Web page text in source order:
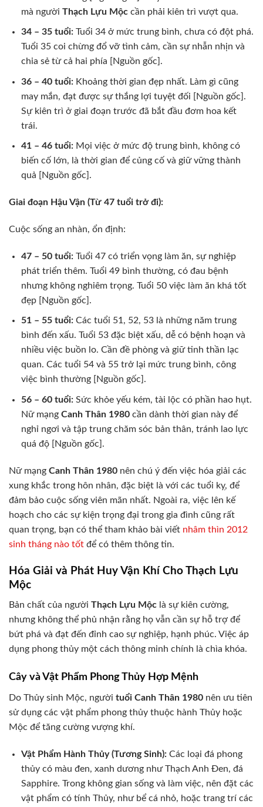
mà người Thạch Lựu Mộccần phải kiên trì vượt qua.
34 – 35 tuổi:Tuổi 34 ở mức trung bình, chưa có đột phá.
Tuổi 35 coi chừng đổ vỡ tình cảm, cần sự nhẫn nhịn và
chia sẻ từ cả hai phía [Nguồn gốc].
36 – 40 tuổi:Khoảng thời gian đẹp nhất. Làm gì cũng
may mắn, đạt được sự thắng lợi tuyệt đối [Nguồn gốc].
Sự kiên trì ở giai đoạn trước đã bắt đầu đơm hoa kết
trái.
41 – 46 tuổi:Mọi việc ở mức độ trung bình, không có
biến cố lớn, là thời gian để củng cố và giữ vững thành
quả [Nguồn gốc].
Giai đoạn Hậu Vận (Từ 47 tuổi trở đi):
Cuộc sống an nhàn, ổn định:
47 – 50 tuổi:Tuổi 47 có triển vọng làm ăn, sự nghiệp
phát triển thêm. Tuổi 49 bình thường, có đau bệnh
nhưng không nghiêm trọng. Tuổi 50 việc làm ăn khá tốt
đẹp [Nguồn gốc].
51 – 55 tuổi:Các tuổi 51, 52, 53 là những năm trung
bình đến xấu. Tuổi 53 đặc biệt xấu, dễ có bệnh hoạn và
nhiều việc buồn lo. Cần đề phòng và giữ tinh thần lạc
quan. Các tuổi 54 và 55 trở lại mức trung bình, công
việc bình thường [Nguồn gốc].
56 – 60 tuổi:Sức khỏe yếu kém, tài lộc có phần hao hụt.
Nữ mạng Canh Thân 1980cần dành thời gian này để
nghỉ ngơi và tập trung chăm sóc bản thân, tránh lao lực
quá độ [Nguồn gốc].
Nữ mạng Canh Thân 1980 nên chú ý đến việc hóa giải các
xung khắc trong hôn nhân, đặc biệt là với các tuổi kỵ, để
đảm bảo cuộc sống viên mãn nhất. Ngoài ra, việc lên kế
hoạch cho các sự kiện trọng đại trong gia đình cũng rất
quan trọng, bạn có thể tham khảo bài viết nhâm thìn 2012
sinh tháng nào tốt để có thêm thông tin.
Hóa Giải và Phát Huy Vận Khí Cho Thạch Lựu
Mộc
Bản chất của người Thạch Lựu Mộc là sự kiên cường,
nhưng không thể phủ nhận rằng họ vẫn cần sự hỗ trợ để
bứt phá và đạt đến đỉnh cao sự nghiệp, hạnh phúc. Việc áp
dụng phong thủy một cách thông minh chính là chìa khóa.
Cây và Vật Phẩm Phong Thủy Hợp Mệnh
Do Thủy sinh Mộc, người tuổi Canh Thân 1980 nên ưu tiên
sử dụng các vật phẩm phong thủy thuộc hành Thủy hoặc
Mộc để tăng cường vượng khí.
Vật Phẩm Hành Thủy (Tương Sinh):Các loại đá phong
thủy có màu đen, xanh dương như Thạch Anh Đen, đá
Sapphire. Trong không gian sống và làm việc, nên đặt các
vật phẩm có tính Thủy, như bể cá nhỏ, hoặc trang trí các